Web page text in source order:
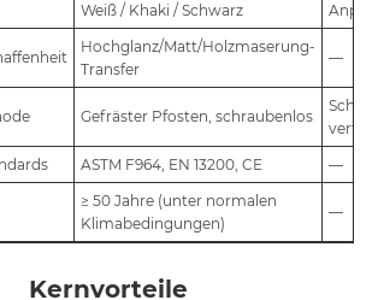
Weiß / Khaki / Schwarz
Hochglanz/Matt/Holzmaserung-
Transfer
—
Gefräster Pfosten, schraubenlos
ASTM F964, EN 13200, CE —
≥ 50 Jahre (unter normalen
Klimabedingungen)
—
Kernvorteile